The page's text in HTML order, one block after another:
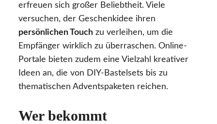
erfreuen sich großer Beliebtheit. Viele
versuchen, der Geschenkidee ihren
persönlichen Touch zu verleihen, um die
Empfänger wirklich zu überraschen. Online-
Portale bieten zudem eine Vielzahl kreativer
Ideen an, die von DIY-Bastelsets bis zu
thematischen Adventspaketen reichen.
Wer bekommt